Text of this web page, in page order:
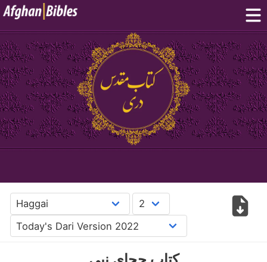
Home
Dari Bibles Pashto Bibles
Others: Balochi · Hazaragi · Turkmen
Phone Apps